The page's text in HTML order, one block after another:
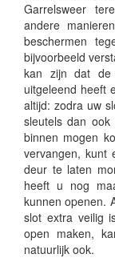
Garrelsweer
andere
beschermen
bijvoorbeeld
kan zijn dat de
uitgeleend heeft
altijd: zodra uw
sleutels dan
binnen mogen
vervangen, kunt
deur te laten
heeft u nog
kunnen openen.
slot extra veilig
open maken,
natuurlijk ook.